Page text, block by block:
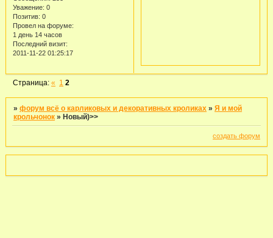
Уважение: 0
Позитив: 0
Провел на форуме:
1 день 14 часов
Последний визит:
2011-11-22 01:25:17
Страница:« 1 2
»форум всё о карликовых и декоративных кроликах »Я и мой
крольчонок »Новый)>>
создать форум